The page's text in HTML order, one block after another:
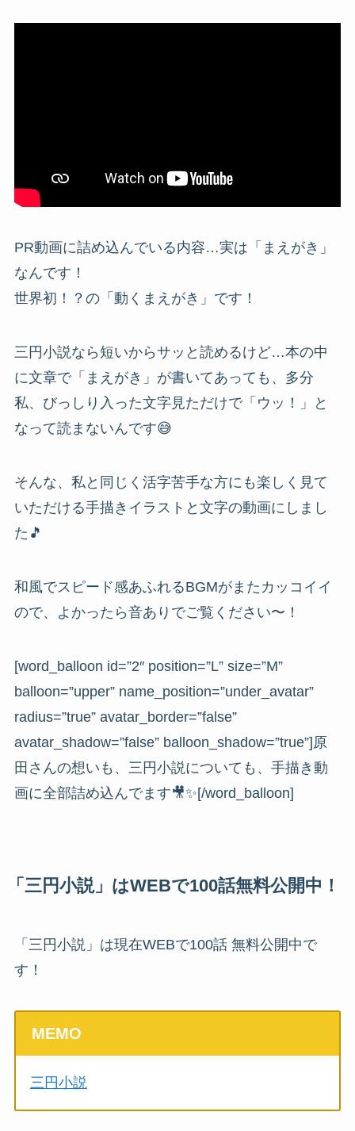
PR動画に詰め込んでいる内容…実は「まえがき」
なんです！
世界初！？の「動くまえがき」です！
三円小説なら短いからサッと読めるけど…本の中
に文章で「まえがき」が書いてあっても、多分
私、びっしり入った文字見ただけで「ウッ！」と
なって読まないんです😅
そんな、私と同じく活字苦手な方にも楽しく見て
いただける手描きイラストと文字の動画にしまし
た🎵
和風でスピード感あふれるBGMがまたカッコイイ
ので、よかったら音ありでご覧ください〜！
[word_balloon id=”2″ position=”L” size=”M”
balloon=”upper” name_position=”under_avatar”
radius=”true” avatar_border=”false”
avatar_shadow=”false” balloon_shadow=”true”]原
田さんの想いも、三円小説についても、手描き動
画に全部詰め込んでます🎥✨[/word_balloon]
「三円小説」はWEBで100話無料公開中！
「三円小説」は現在WEBで100話 無料公開中で
す！
MEMO
三円小説